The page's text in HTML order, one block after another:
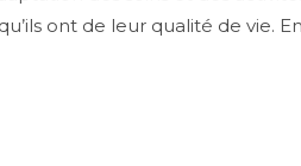
ont de leur qualité de vie.